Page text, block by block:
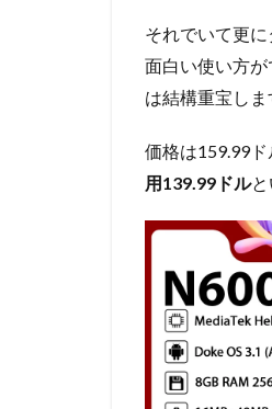
それでいて更
面白い使い方
は結構重宝しま
価格は159.99
用139.99ドルと